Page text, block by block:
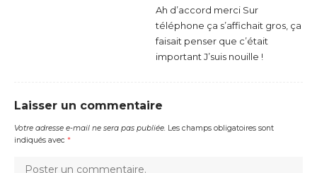
Ah d’accord merci Sur
téléphone ça s’affichait gros, ça
faisait penser que c’était
important J’suis nouille !
Laisser un commentaire
Votre adresse e-mail ne sera pas publiée. Les champs obligatoires sont
indiqués avec *